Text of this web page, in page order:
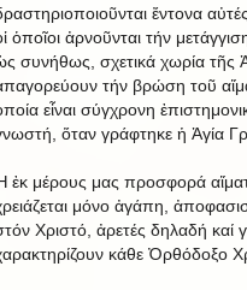
ἔντονα
ὁποῖοι ἀρνοῦνται τήν
συνήθως, σχετικά χωρία τῆς
τήν βρώση τοῦ
εἶναι σύγχρονη
ὅταν γράφτηκε ἡ Ἁγία
ἐκ μέρους μας προσφορά
μόνο ἀγάπη,
Χριστό, ἀρετές δηλαδή καί
κάθε Ὀρθόδοξο